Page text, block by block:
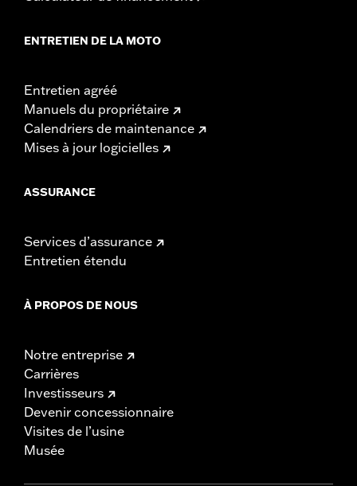
ENTRETIEN DE LA MOTO
Entretien agréé
Manuels du propriétaire
Calendriers de maintenance
Mises à jour logicielles
ASSURANCE
Services d’assurance
Entretien étendu
À PROPOS DE NOUS
Notre entreprise
Carrières
Investisseurs
Devenir concessionnaire
Visites de l’usine
Musée